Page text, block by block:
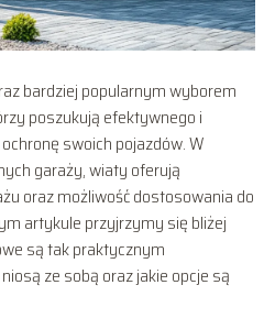
bardziej popularnym wyborem
poszukują efektywnego i
swoich pojazdów. W
garaży, wiaty oferują
oraz możliwość dostosowania do
artykule przyjrzymy się bliżej
są tak praktycznym
ze sobą oraz jakie opcje są